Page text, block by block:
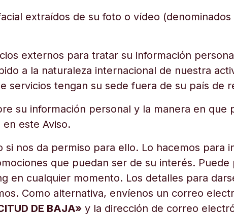
extraídos de su foto o vídeo
externos para tratar su información
a la naturaleza internacional de nuestra
servicios tengan su sede fuera de su país de
su información personal y la manera en que
este Aviso.
nos da permiso para ello. Lo hacemos para
que puedan ser de su interés.
en cualquier momento. Los detalles para
Como alternativa, envíenos un correo
DE BAJA» y la dirección de correo